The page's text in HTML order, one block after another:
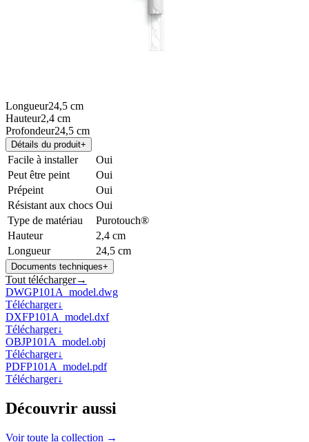
Longueur24,5 cm
Hauteur2,4 cm
Profondeur24,5 cm
Détails du produit+
Facile à installer
Oui
Peut être peint
Oui
Prépeint
Oui
Résistant aux chocs Oui
Type de matériau
Purotouch®
Hauteur
2,4 cm
Longueur
24,5 cm
Documents techniques+
Tout télécharger→
DWGP101A_model.dwg
Télécharger↓
DXFP101A_model.dxf
Télécharger↓
OBJP101A_model.obj
Télécharger↓
PDFP101A_model.pdf
Télécharger↓
Découvrir aussi
Voir toute la collection →